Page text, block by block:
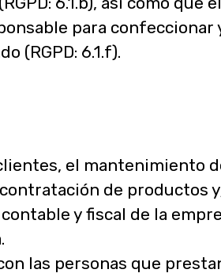
para confeccionar
(RGPD: 6.1.f).
el mantenimiento
de productos
y fiscal de la
las personas que